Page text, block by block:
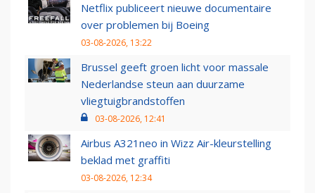
Netflix publiceert nieuwe documentaire
over problemen bij Boeing
03-08-2026, 13:22
Brussel geeft groen licht voor massale
Nederlandse steun aan duurzame
vliegtuigbrandstoffen
03-08-2026, 12:41
Airbus A321neo in Wizz Air-kleurstelling
beklad met graffiti
03-08-2026, 12:34